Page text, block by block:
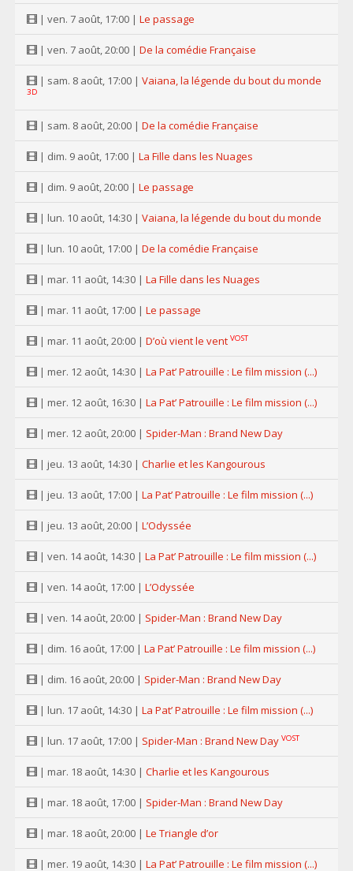
| ven. 7 août, 17:00 | Le passage
| ven. 7 août, 20:00 | De la comédie Française
| sam. 8 août, 17:00 | Vaiana, la légende du bout du monde
3D
| sam. 8 août, 20:00 | De la comédie Française
| dim. 9 août, 17:00 | La Fille dans les Nuages
| dim. 9 août, 20:00 | Le passage
| lun. 10 août, 14:30 | Vaiana, la légende du bout du monde
| lun. 10 août, 17:00 | De la comédie Française
| mar. 11 août, 14:30 | La Fille dans les Nuages
| mar. 11 août, 17:00 | Le passage
| mar. 11 août, 20:00 | D’où vient le vent VOST
| mer. 12 août, 14:30 | La Pat’ Patrouille : Le film mission (...)
| mer. 12 août, 16:30 | La Pat’ Patrouille : Le film mission (...)
| mer. 12 août, 20:00 | Spider-Man : Brand New Day
| jeu. 13 août, 14:30 | Charlie et les Kangourous
| jeu. 13 août, 17:00 | La Pat’ Patrouille : Le film mission (...)
| jeu. 13 août, 20:00 | L’Odyssée
| ven. 14 août, 14:30 | La Pat’ Patrouille : Le film mission (...)
| ven. 14 août, 17:00 | L’Odyssée
| ven. 14 août, 20:00 | Spider-Man : Brand New Day
| dim. 16 août, 17:00 | La Pat’ Patrouille : Le film mission (...)
| dim. 16 août, 20:00 | Spider-Man : Brand New Day
| lun. 17 août, 14:30 | La Pat’ Patrouille : Le film mission (...)
| lun. 17 août, 17:00 | Spider-Man : Brand New Day VOST
| mar. 18 août, 14:30 | Charlie et les Kangourous
| mar. 18 août, 17:00 | Spider-Man : Brand New Day
| mar. 18 août, 20:00 | Le Triangle d’or
| mer. 19 août, 14:30 | La Pat’ Patrouille : Le film mission (...)